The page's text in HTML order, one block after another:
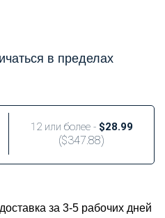
в пределах
12 или более - $28.99
($347.88)
за 3-5 рабочих дней